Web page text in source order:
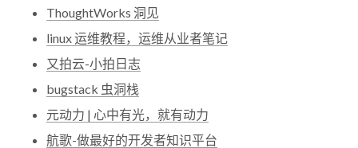
ThoughtWorks 洞见
linux 运维教程，运维从业者笔记
又拍云-小拍日志
bugstack 虫洞栈
元动力 | 心中有光，就有动力
航歌-做最好的开发者知识平台